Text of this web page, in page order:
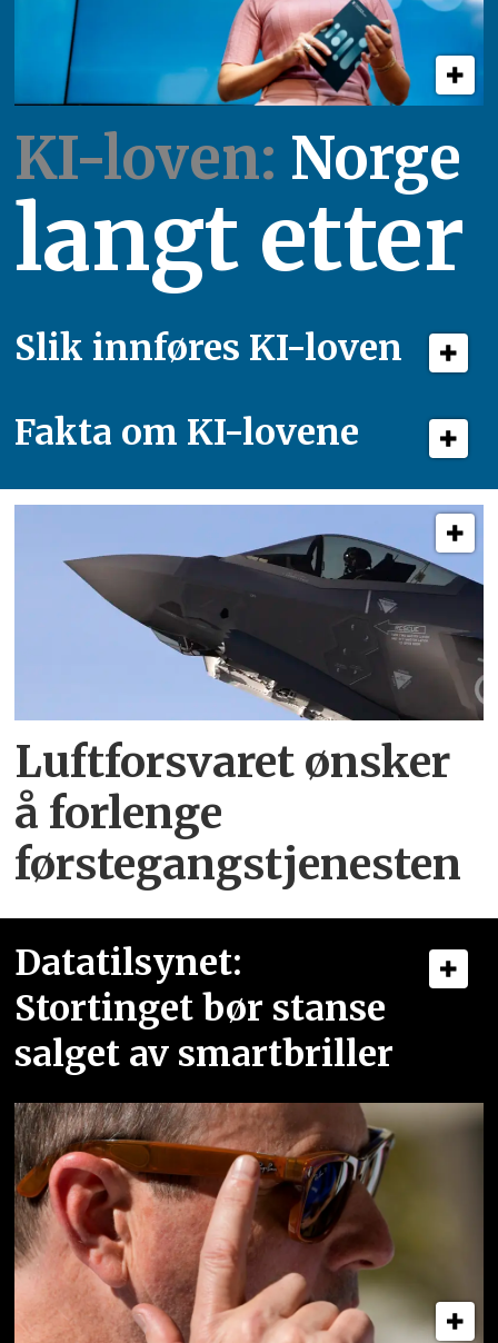
KI-loven: Norge
langt etter
Slik innføres KI-loven
Fakta om KI-lovene
Luftforsvaret ønsker
å forlenge
førstegangstjenesten
Datatilsynet:
Stortinget bør stanse
salget av smartbriller